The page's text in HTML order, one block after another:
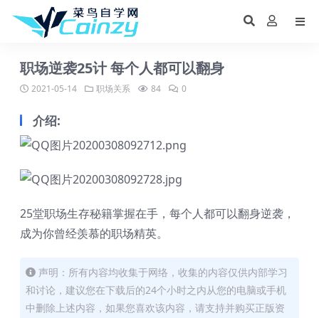
职场逆袭25计 每个人都可以翻身
2021-05-14 职场关系 84 0
介绍:
25堂职场生存秘籍掌握在手，每个人都可以翻身逆袭，
成为你曾经羡慕的职场精英。
声明：所有内容均收集于网络，收集的内容仅供内部学习
和讨论，建议您在下载后的24个小时之内从您的电脑或手机
中删除上述内容，如果您喜欢该内容，请支持并购买正版资